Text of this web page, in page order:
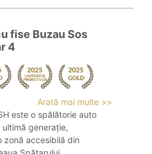
fise Buzau Sos
4
Arată mai multe >>
este o spălătorie auto
generație,
zonă accesibilă din